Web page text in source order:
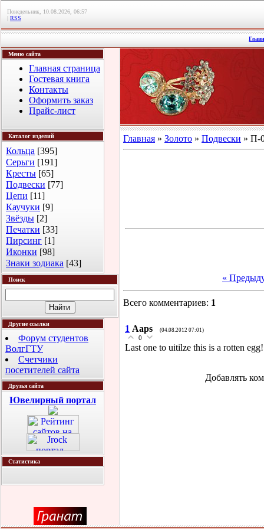
Понедельник, 10.08.2026, 06:57
| RSS
Меню сайта
Главная страница
Гостевая книга
Контакты
Оформить заказ
Прайс-лист
Каталог изделий
Кольца [395]
Серьги [191]
Кресты [65]
Подвески [77]
Цепи [11]
Каучуки [9]
Звёзды [2]
Печатки [33]
Пирсинг [1]
Иконки [98]
Знаки зодиака [43]
Поиск
Другие ссылки
Форум студентов
ВолгГТУ
Счетчики
посетителей сайта
Друзья сайта
Ювелирный портал
Статистика
Главная » Золото » Подвески » П-
«
Всего комментариев: 1
1 Aaps (04.08.2012 07:01)
0
Last one to uitilze this is a rotten egg!
Добавлять